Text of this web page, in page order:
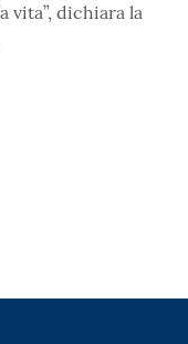
vita”, dichiara la